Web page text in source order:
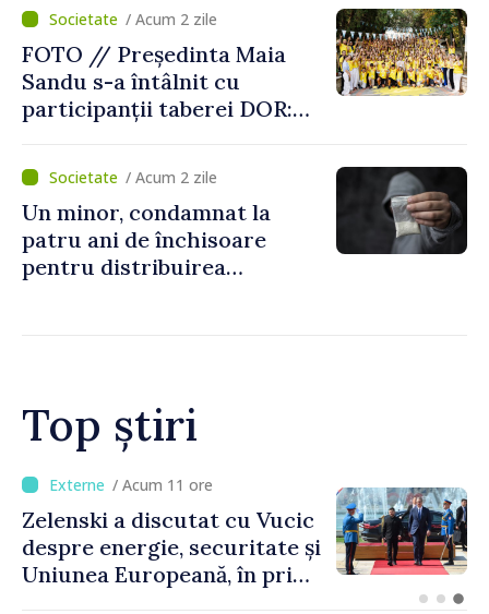
/ Acum 2 zile
FOTO // Președinta Maia
Sandu s-a întâlnit cu
participanții taberei DOR:
noastră rămâne puternică”
/ Acum 2 zile
Un minor, condamnat la
patru ani de închisoare
pentru distribuirea
Top știri
/ Acum 6 ore
Bulgaria: Ambasadoarea
Ucrainei, convocată la
Ministerul de Externe în